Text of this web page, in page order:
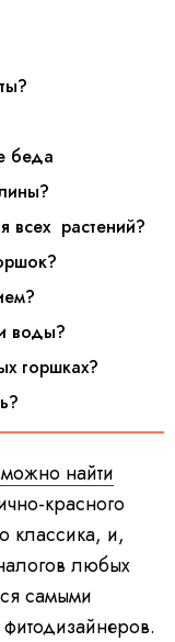
беда
всех растений?
воды?
горшках?
найти
красного
классика, и,
любых
самыми